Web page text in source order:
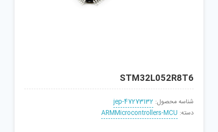
STM32L052R8T6
شناسه محصول: jep-47273132
دسته: ARMMicrocontrollers-MCU